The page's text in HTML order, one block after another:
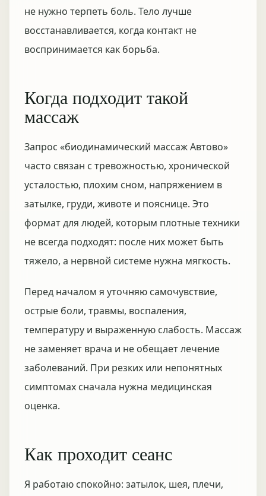
не нужно терпеть боль. Тело лучше
восстанавливается, когда контакт не
воспринимается как борьба.
Когда подходит такой
массаж
Запрос «биодинамический массаж Автово»
часто связан с тревожностью, хронической
усталостью, плохим сном, напряжением в
затылке, груди, животе и пояснице. Это
формат для людей, которым плотные техники
не всегда подходят: после них может быть
тяжело, а нервной системе нужна мягкость.
Перед началом я уточняю самочувствие,
острые боли, травмы, воспаления,
температуру и выраженную слабость. Массаж
не заменяет врача и не обещает лечение
заболеваний. При резких или непонятных
симптомах сначала нужна медицинская
оценка.
Как проходит сеанс
Я работаю спокойно: затылок, шея, плечи,